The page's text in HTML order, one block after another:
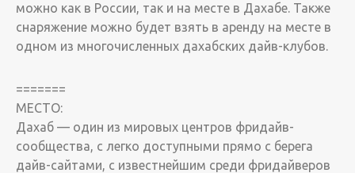
можно как в России, так и на месте в Дахабе. Также
снаряжение можно будет взять в аренду на месте в
одном из многочисленных дахабских дайв-клубов.
=======
МЕСТО:
Дахаб — один из мировых центров фридайв-
сообщества, с легко доступными прямо с берега
дайв-сайтами, с известнейшим среди фридайверов